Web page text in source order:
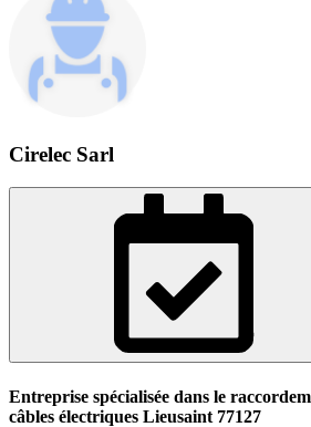
Cirelec Sarl
Entreprise spécialisée dans le
câbles électriques Lieusaint 77127